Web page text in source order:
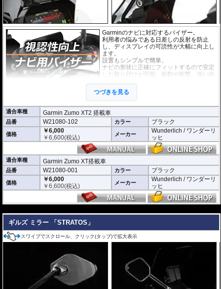
Garminのナビに対応するバイザー。
利用者の悩みである日差しの反射を防止
し、ディスプレイの可読性が大幅に向上し
ます。
設置もシンプルで簡単。
ナビの形状に正確にフィットするので安定
した取り付けが可能。振動や衝撃、強い向
耐紫外線、高耐久。
つづきを見る
適合車種 Garmin Zumo XT2 搭載車
品番 W21080-102 カラー ブラック
価格
￥6,000
￥6,600(税込) メーカー
Wunderlich / ワンダーリ
ッヒ
適合車種 Garmin Zumo XT搭載車
品番 W21080-001 カラー ブラック
価格
￥6,000
￥6,600(税込) メーカー
Wunderlich / ワンダーリ
ッヒ
ギルズ ミラー 「STRATOS」
スワイプでスクロール、クリック(タップ)で拡大表示